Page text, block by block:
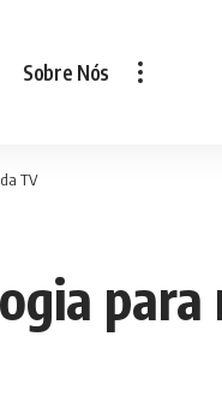
Sobre Nós
TV